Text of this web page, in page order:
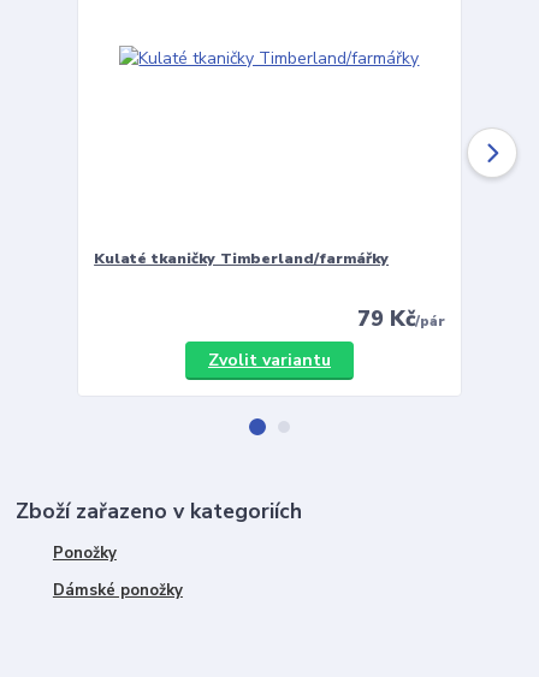
Kulaté tkaničky Timberland/farmářky
79 Kč/pár
Zvolit variantu
Zboží zařazeno v kategoriích
Ponožky
Dámské ponožky